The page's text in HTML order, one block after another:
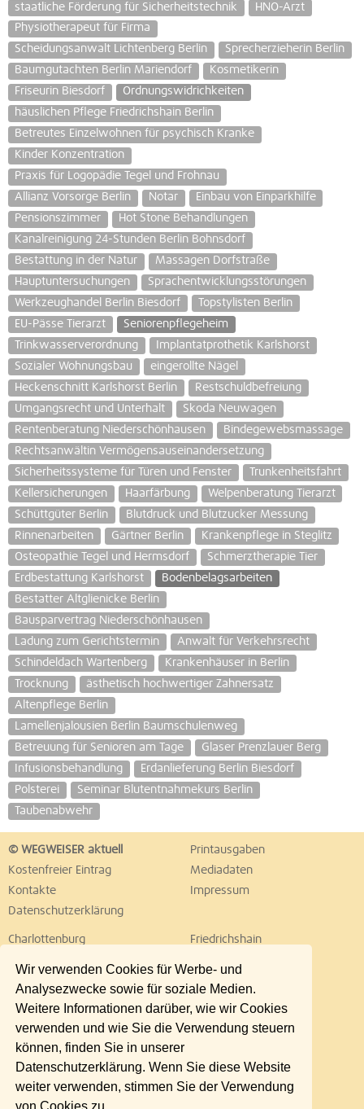
Wir verwenden Cookies für Werbe- und
Analysezwecke sowie für soziale Medien.
Weitere Informationen darüber, wie wir Cookies
verwenden und wie Sie die Verwendung steuern
können, finden Sie in unserer
Datenschutzerklärung. Wenn Sie diese Website
weiter verwenden, stimmen Sie der Verwendung
von Cookies zu.
staatliche Förderung für Sicherheitstechnik
HNO-Arzt
Physiotherapeut für Firma
Scheidungsanwalt Lichtenberg Berlin
Sprecherzieherin Berlin
Baumgutachten Berlin Mariendorf
Kosmetikerin
Friseurin Biesdorf
Ordnungswidrichkeiten
häuslichen Pflege Friedrichshain Berlin
Betreutes Einzelwohnen für psychisch Kranke
Kinder Konzentration
Praxis für Logopädie Tegel und Frohnau
Allianz Vorsorge Berlin
Notar
Einbau von Einparkhilfe
Pensionszimmer
Hot Stone Behandlungen
Kanalreinigung 24-Stunden Berlin Bohnsdorf
Bestattung in der Natur
Massagen Dorfstraße
Hauptuntersuchungen
Sprachentwicklungsstörungen
Werkzeughandel Berlin Biesdorf
Topstylisten Berlin
EU-Pässe Tierarzt
Seniorenpflegeheim
Trinkwasserverordnung
Implantatprothetik Karlshorst
Sozialer Wohnungsbau
eingerollte Nägel
Heckenschnitt Karlshorst Berlin
Restschuldbefreiung
Umgangsrecht und Unterhalt
Skoda Neuwagen
Rentenberatung Niederschönhausen
Bindegewebsmassage
Rechtsanwältin Vermögensauseinandersetzung
Sicherheitssysteme für Türen und Fenster
Trunkenheitsfahrt
Kellersicherungen
Haarfärbung
Welpenberatung Tierarzt
Schüttgüter Berlin
Blutdruck und Blutzucker Messung
Rinnenarbeiten
Gärtner Berlin
Krankenpflege in Steglitz
Osteopathie Tegel und Hermsdorf
Schmerztherapie Tier
Erdbestattung Karlshorst
Bodenbelagsarbeiten
Bestatter Altglienicke Berlin
Bausparvertrag Niederschönhausen
Ladung zum Gerichtstermin
Anwalt für Verkehrsrecht
Schindeldach Wartenberg
Krankenhäuser in Berlin
Trocknung
ästhetisch hochwertiger Zahnersatz
Altenpflege Berlin
Lamellenjalousien Berlin Baumschulenweg
Betreuung für Senioren am Tage
Glaser Prenzlauer Berg
Infusionsbehandlung
Erdanlieferung Berlin Biesdorf
Polsterei
Seminar Blutentnahmekurs Berlin
Taubenabwehr
© WEGWEISER aktuell
Printausgaben
Kostenfreier Eintrag
Mediadaten
Kontakte
Impressum
Datenschutzerklärung
Charlottenburg
Friedrichshain
Lichtenberg
Marzahn
Neukölln
Pankow
Reinickendorf
Schöneberg
Spandau
Steglitz
Tempelhof